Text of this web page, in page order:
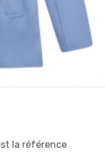
la référence